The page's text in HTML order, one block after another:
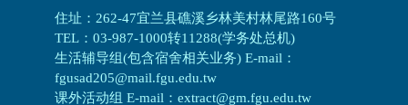
住址：262-47宜兰县礁溪乡林美村林尾路160号
TEL：03-987-1000转11288(学务处总机)
生活辅导组(包含宿舍相关业务) E-mail：
fgusad205@mail.fgu.edu.tw
课外活动组 E-mail：extract@gm.fgu.edu.tw